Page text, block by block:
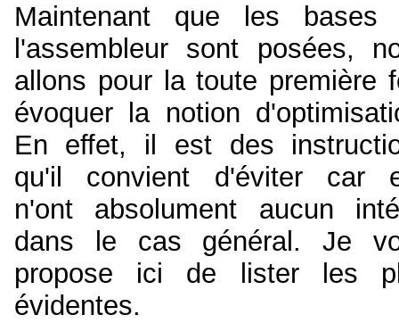
Maintenant que les bases
l'assembleur sont posées,
allons pour la toute première
évoquer la notion
En effet, il est des
qu'il convient d'éviter car
n'ont absolument aucun
dans le cas général. Je
propose ici de lister les
évidentes.